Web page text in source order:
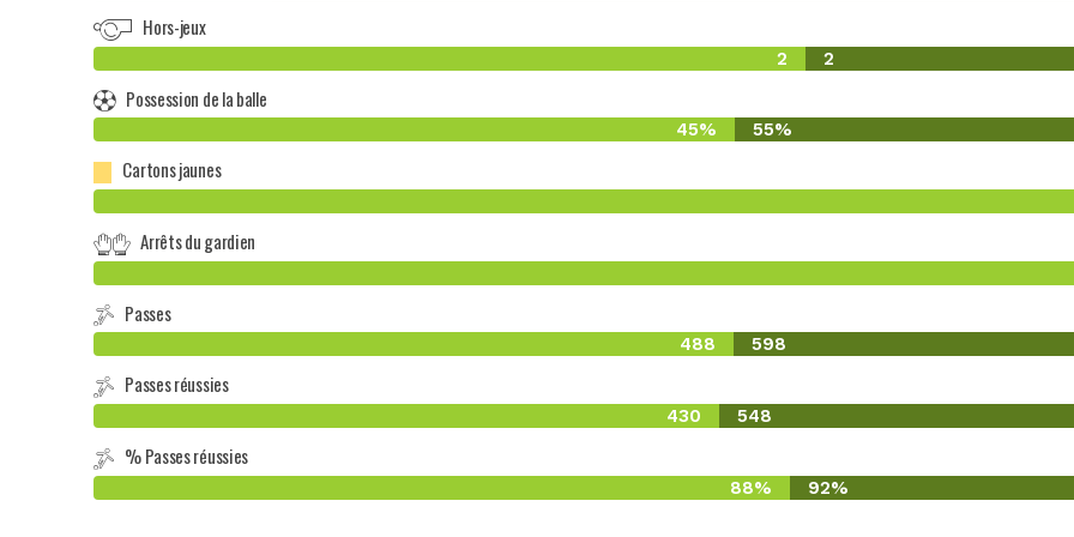
Hors-jeux
2 2
Possession de la balle
45% 55%
Cartons jaunes
Arrêts du gardien
Passes
488 598
Passes réussies
430 548
% Passes réussies
88% 92%